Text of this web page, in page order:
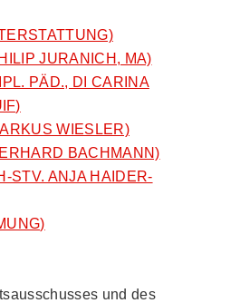
JURANICH, MA)
PÄD., DI CARINA
WIESLER)
BACHMANN)
STV. ANJA HAIDER-
und des